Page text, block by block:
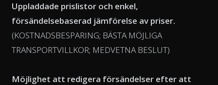
Uppladdade prislistor och enkel,
försändelsebaserad jämförelse av priser.
(KOSTNADSBESPARING; BÄSTA MÖJLIGA
TRANSPORTVILLKOR; MEDVETNA BESLUT)
Möjlighet att redigera försändelser efter att